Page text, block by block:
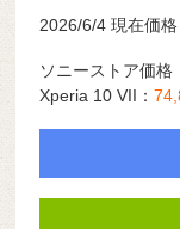
2026/6/4 現在価格
ソニーストア価格
Xperia 10 VII：